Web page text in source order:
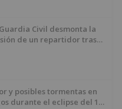
Civil desmonta la
de un repartidor tras
y posibles tormentas en
durante el eclipse del 12